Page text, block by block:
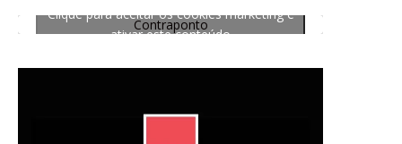
Contraponto
Clique para aceitar os cookies marketing e
ativar este conteúdo